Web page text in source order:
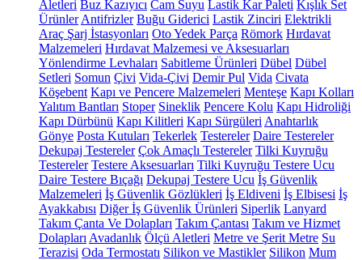
Aletleri Buz Kazıyıcı Cam Suyu Lastik Kar Paleti Kışlık Set
Ürünler Antifrizler Buğu Giderici Lastik Zinciri Elektrikli
Araç Şarj İstasyonları Oto Yedek Parça Römork Hırdavat
Malzemeleri Hırdavat Malzemesi ve Aksesuarları
Yönlendirme Levhaları Sabitleme Ürünleri Dübel Dübel
Setleri Somun Çivi Vida-Çivi Demir Pul Vida Civata
Köşebent Kapı ve Pencere Malzemeleri Menteşe Kapı Kolları
Yalıtım Bantları Stoper Sineklik Pencere Kolu Kapı Hidroliği
Kapı Dürbünü Kapı Kilitleri Kapı Sürgüleri Anahtarlık
Gönye Posta Kutuları Tekerlek Testereler Daire Testereler
Dekupaj Testereler Çok Amaçlı Testereler Tilki Kuyruğu
Testereler Testere Aksesuarları Tilki Kuyruğu Testere Ucu
Daire Testere Bıçağı Dekupaj Testere Ucu İş Güvenlik
Malzemeleri İş Güvenlik Gözlükleri İş Eldiveni İş Elbisesi İş
Ayakkabısı Diğer İş Güvenlik Ürünleri Siperlik Lanyard
Takım Çanta Ve Dolapları Takım Çantası Takım ve Hizmet
Dolapları Avadanlık Ölçü Aletleri Metre ve Şerit Metre Su
Terazisi Oda Termostatı Silikon ve Mastikler Silikon Mum